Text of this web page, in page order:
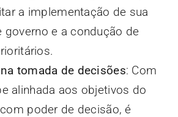
a implementação de sua
governo e a condução de
tomada de decisões: Com
alinhada aos objetivos do
poder de decisão, é